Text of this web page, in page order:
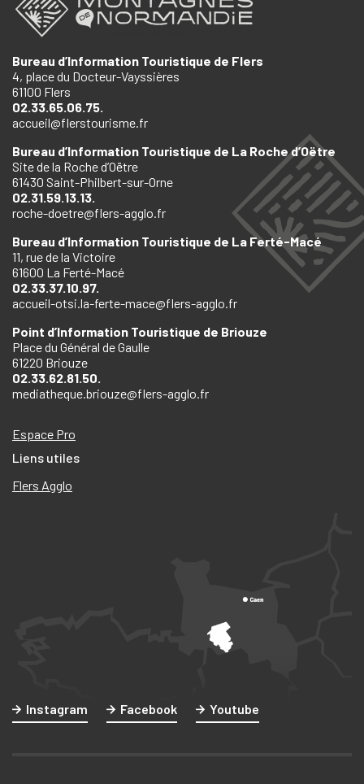
Bureau d’Information Touristique de Flers
4, place du Docteur-Vayssières
61100 Flers
02.33.65.06.75.
accueil@flerstourisme.fr
Bureau d’Information Touristique de La Roche d’Oëtre
Site de la Roche d’Oëtre
61430 Saint-Philbert-sur-Orne
02.31.59.13.13.
roche-doetre@flers-agglo.fr
Bureau d’Information Touristique de La Ferté-Macé
11, rue de la Victoire
61600 La Ferté-Macé
02.33.37.10.97.
accueil-otsi.la-ferte-mace@flers-agglo.fr
Point d’Information Touristique de Briouze
Place du Général de Gaulle
61220 Briouze
02.33.62.81.50.
mediatheque.briouze@flers-agglo.fr
Espace Pro
Liens utiles
Flers Agglo
Instagram Facebook Youtube